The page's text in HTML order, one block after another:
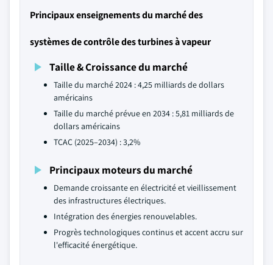
Principaux enseignements du marché des
systèmes de contrôle des turbines à vapeur
Taille & Croissance du marché
Taille du marché 2024 : 4,25 milliards de dollars
américains
Taille du marché prévue en 2034 : 5,81 milliards de
dollars américains
TCAC (2025–2034) : 3,2%
Principaux moteurs du marché
Demande croissante en électricité et vieillissement
des infrastructures électriques.
Intégration des énergies renouvelables.
Progrès technologiques continus et accent accru sur
l'efficacité énergétique.